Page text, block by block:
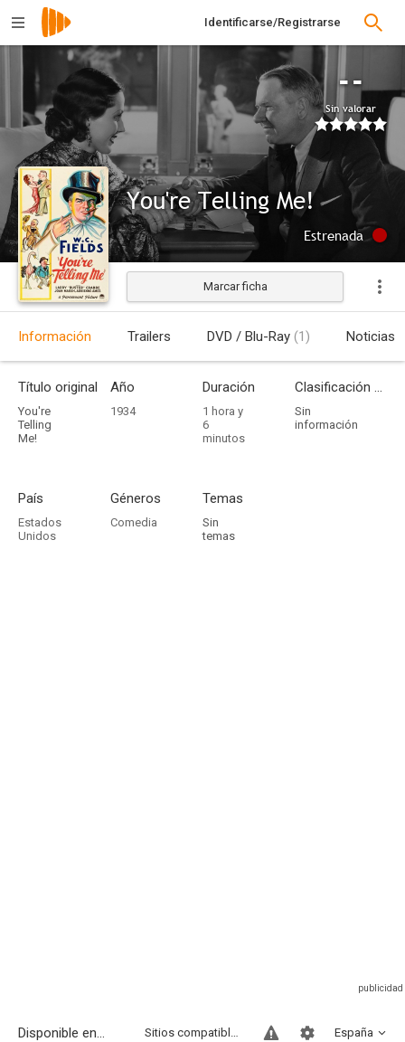
Identificarse/Registrarse
--
Sin valorar
You're Telling Me!
Estrenada
Marcar ficha
Información Trailers DVD / Blu-Ray (1) Noticias
Título original
You're
Telling
Me!
Año
1934
Duración
1 hora y
6
minutos
Clasificación por edades
Sin
información
País
Estados
Unidos
Géneros
Comedia
Temas
Sin
temas
Disponible en... España
Sitios compatibles